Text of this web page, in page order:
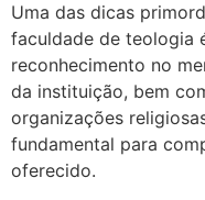
Uma das dicas
faculdade de teologia
reconhecimento no
da instituição, bem
organizações
fundamental para
oferecido.